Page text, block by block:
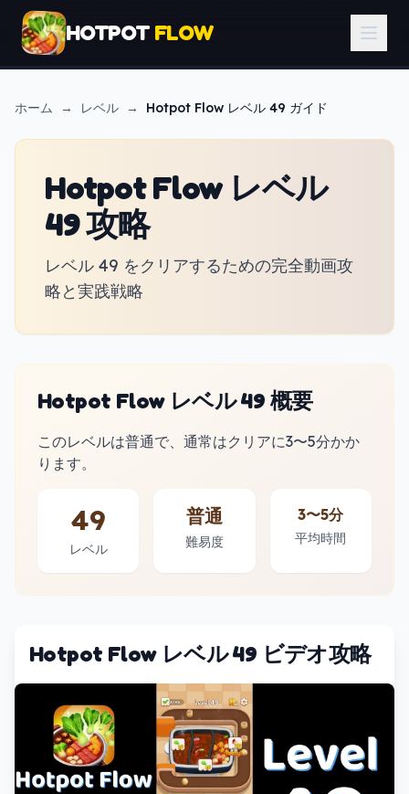
HOTPOT FLOW
ホーム → レベル → Hotpot Flow レベル 49 ガイド
Hotpot Flow レベル
49 攻略
レベル 49 をクリアするための完全動画攻
略と実践戦略
Hotpot Flow レベル 49 概要
このレベルは普通で、通常はクリアに3〜5分かか
ります。
49
レベル
普通
難易度
3〜5分
平均時間
Hotpot Flow レベル 49 ビデオ攻略